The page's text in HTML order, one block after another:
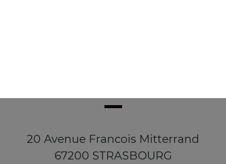
20 Avenue Francois Mitterrand
67200 STRASBOURG